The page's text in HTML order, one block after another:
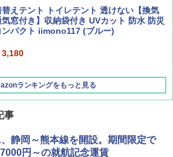
ャンパーズコレクション 山善] 傘みたいに
げるだけ パッとサッとテント キューブワ
ドプラス ブラックコーティング フルクロ
ント PATCW-200B エクルベージュ
15,990
替えテント トイレテント 透けない【換気
気窓付き】収納袋付き UVカット 防水 防災
ンパクト iimono117 (ブルー)
3,180
ランキングをもっと見る
事
静岡～熊本線を開設。期間限定で
円～の就航記念運賃